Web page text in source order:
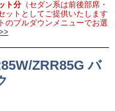
ト分（セダン系は前後部席・
ットとしてご提供いたします
のプルダウンメニューでお選
ZRR85G バ